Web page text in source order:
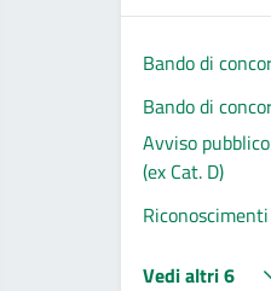
Bando di
Bando di
Avviso
(ex Cat. D)
Vedi altri 6